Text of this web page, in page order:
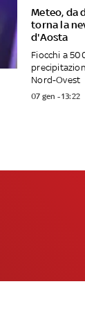
Meteo, da
torna la
d'Aosta
Fiocchi a
Nord-Ovest
07 gen - 13:22